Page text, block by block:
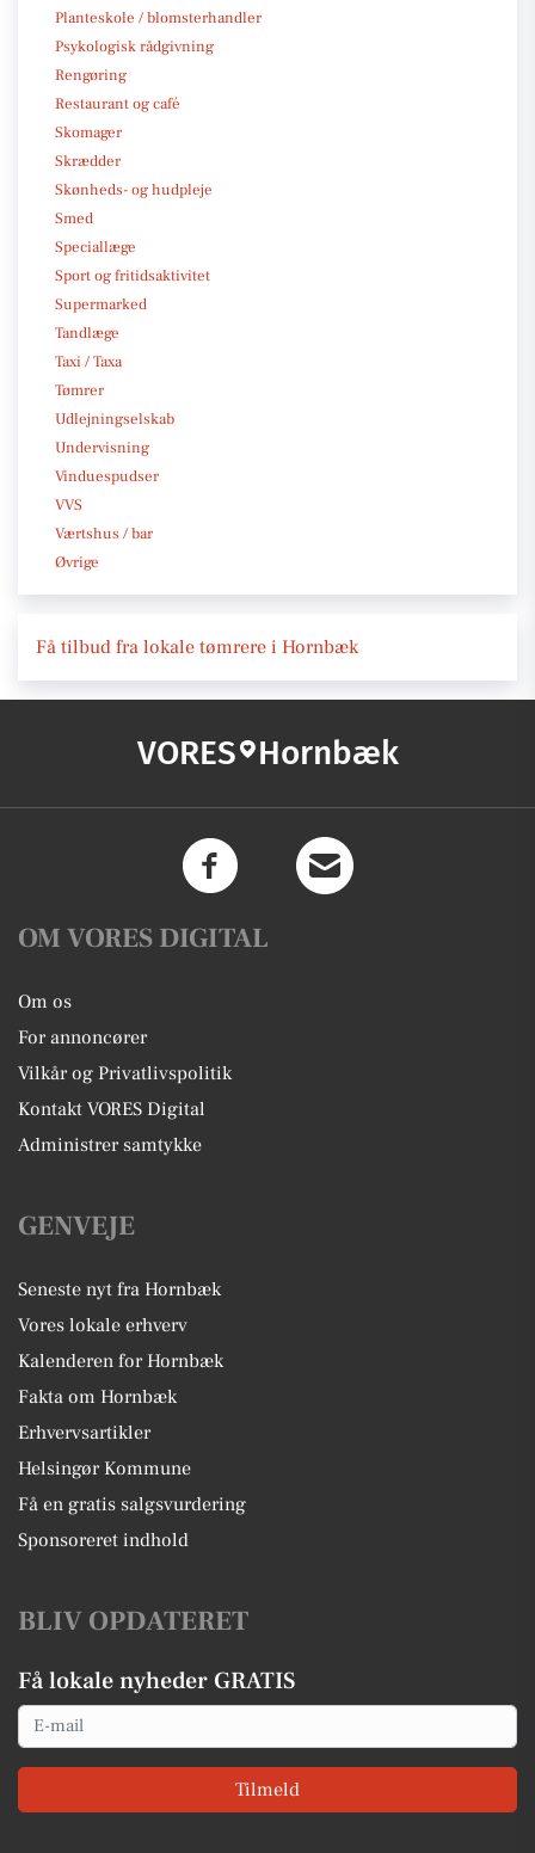
Planteskole / blomsterhandler
Psykologisk rådgivning
Rengøring
Restaurant og café
Skomager
Skrædder
Skønheds- og hudpleje
Smed
Speciallæge
Sport og fritidsaktivitet
Supermarked
Tandlæge
Taxi / Taxa
Tømrer
Udlejningselskab
Undervisning
Vinduespudser
VVS
Værtshus / bar
Øvrige
Få tilbud fra lokale tømrere i Hornbæk
VORES Hornbæk
OM VORES DIGITAL
Om os
For annoncører
Vilkår og Privatlivspolitik
Kontakt VORES Digital
Administrer samtykke
GENVEJE
Seneste nyt fra Hornbæk
Vores lokale erhverv
Kalenderen for Hornbæk
Fakta om Hornbæk
Erhvervsartikler
Helsingør Kommune
Få en gratis salgsvurdering
Sponsoreret indhold
BLIV OPDATERET
Få lokale nyheder GRATIS
Email
Tilmeld